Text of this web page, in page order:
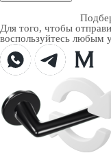
Для того, чтобы
воспользуйтесь любым